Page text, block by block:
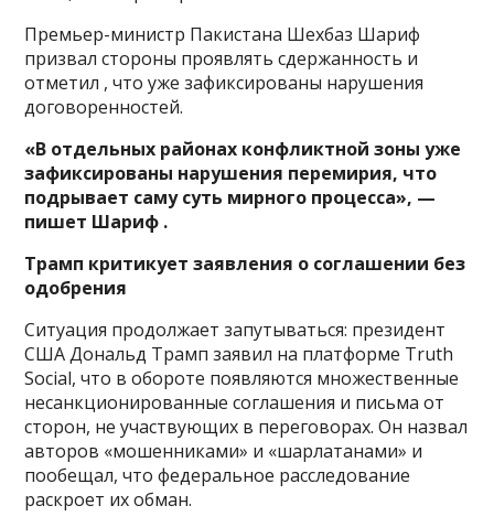
Премьер-министр Пакистана Шехбаз Шариф
призвал стороны проявлять сдержанность и
отметил , что уже зафиксированы нарушения
договоренностей.
«В отдельных районах конфликтной зоны уже
зафиксированы нарушения перемирия, что
подрывает саму суть мирного процесса», —
пишет Шариф .
Трамп критикует заявления о соглашении без
одобрения
Ситуация продолжает запутываться: президент
США Дональд Трамп заявил на платформе Truth
Social, что в обороте появляются множественные
несанкционированные соглашения и письма от
сторон, не участвующих в переговорах. Он назвал
авторов «мошенниками» и «шарлатанами» и
пообещал, что федеральное расследование
раскроет их обман.